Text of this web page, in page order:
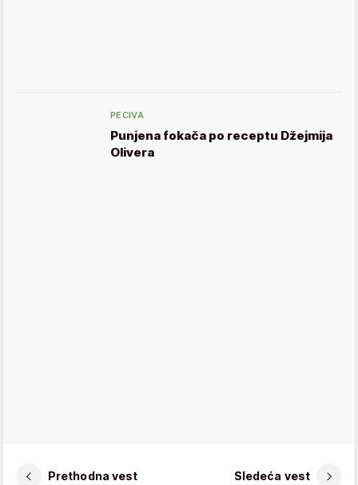
PECIVA
Punjena fokača po receptu Džejmija
Olivera
Prethodna vest Sledeća vest